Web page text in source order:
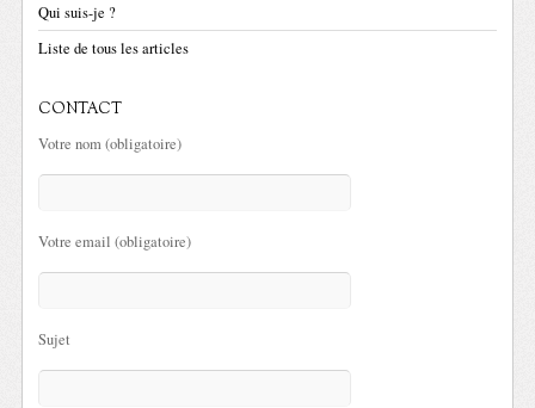
Qui suis-je ?
Liste de tous les articles
CONTACT
Votre nom (obligatoire)
Votre email (obligatoire)
Sujet